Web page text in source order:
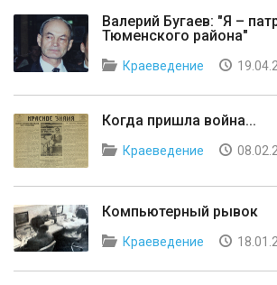
Валерий Бугаев: "Я –
Тюменского района"
Краеведение
Когда пришла война...
Краеведение
Компьютерный рывок
Краеведение